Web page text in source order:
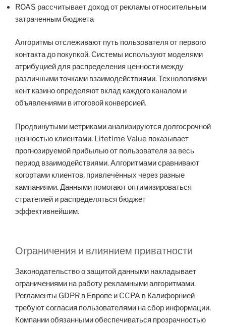
ROAS рассчитывает доход от рекламы относительным
затраченным бюджета
Алгоритмы отслеживают путь пользователя от первого
контакта до покупкой. Системы используют моделями
атрибуцией для распределения ценности между
различными точками взаимодействиями. Технологиями
кент казино определяют вклад каждого каналом и
объявлениями в итоговой конверсией.
Продвинутыми метриками анализируются долгосрочной
ценностью клиентами. Lifetime Value показывает
прогнозируемой прибылью от пользователя за весь
период взаимодействиями. Алгоритмами сравнивают
когортами клиентов, привлечённых через разные
кампаниями. Данными помогают оптимизироваться
стратегией и распределяться бюджет
эффективнейшим.
Ограничения и влиянием приватности
Законодательство о защитой данными накладывает
ограничениями на работу рекламными алгоритмами.
Регламенты GDPR в Европе и CCPA в Калифорнией
требуют согласия пользователями на сбор информации.
Компании обязанными обеспечиваться прозрачностью